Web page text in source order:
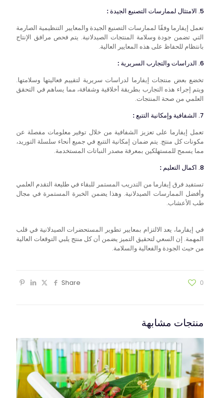
5. الامتثال لممارسات التصنيع الجيدة
:
تعمل إيفارما وفقًا لممارسات التصنيع الجيدة والمعايير التنظيمية الصارمة
التي تضمن جودة وسلامة المنتجات الصيدلانية. يتم فحص مرافق الإنتاج
بانتظام للحفاظ على هذه المعايير العالية.
6. الدراسات والتجارب السريرية
:
تخضع بعض منتجات إيفارما لدراسات سريرية لتقييم فعاليتها وسلامتها.
ويتم إجراء هذه التجارب بطريقة أخلاقية وشفافة، مما يساهم في التحقق
العلمي من صحة المنتجات.
7. الشفافية وإمكانية التتبع
:
تعمل إيفارما على تعزيز الشفافية من خلال توفير معلومات مفصلة عن
مكونات كل منتج. يتم ضمان إمكانية التتبع في جميع أنحاء سلسلة التوريد،
مما يسمح للمستهلكين بمعرفة مصدر النباتات المستخدمة.
8. اكمال التعليم
:
تستفيد فرق إيفارما من التدريب المستمر للبقاء في طليعة التقدم العلمي
وأفضل الممارسات الصيدلانية. وهذا يضمن الخبرة المستمرة في مجال
طب الأعشاب.
في إيفارما، يعد الالتزام بمعايير تطوير المستحضرات الصيدلانية في قلب
المهمة. إن السعي لتحقيق التميز يضمن أن كل منتج يلبي التوقعات العالية
من حيث الجودة والفعالية والسلامة.
Share 0
منتجات مشابهة